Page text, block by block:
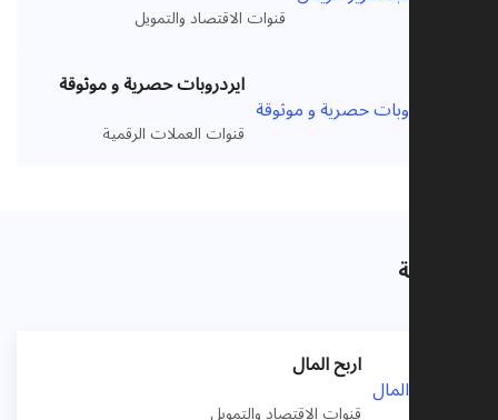
قنوات الاقتصاد والتمويل
ايردروبات حصرية و موثوقة
قنوات العملات الرقمية
ذات صلة
اربح المال